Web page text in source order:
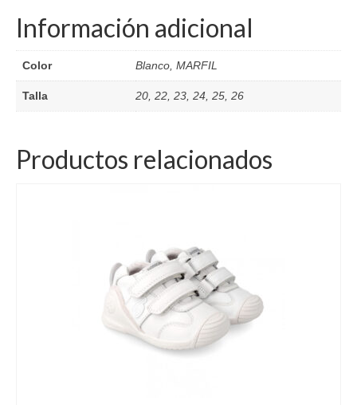
Información adicional
Color Blanco, MARFIL
Talla 20, 22, 23, 24, 25, 26
Productos relacionados